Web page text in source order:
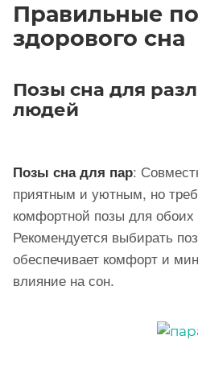
Правильные
здорового сна
Позы сна для
людей
Позы сна для пар:
приятным и уютным, но
комфортной позы для обоих
Рекомендуется выбирать
обеспечивает комфорт и
влияние на сон.